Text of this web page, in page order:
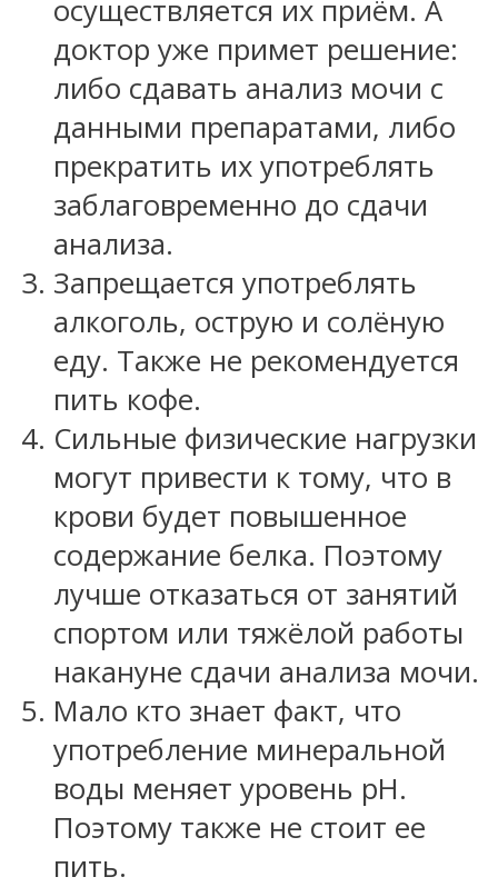
осуществляется их приём. А
доктор уже примет решение:
либо сдавать анализ мочи с
данными препаратами, либо
прекратить их употреблять
заблаговременно до сдачи
анализа.
Запрещается употреблять
алкоголь, острую и солёную
еду. Также не рекомендуется
пить кофе.
Сильные физические нагрузки
могут привести к тому, что в
крови будет повышенное
содержание белка. Поэтому
лучше отказаться от занятий
спортом или тяжёлой работы
накануне сдачи анализа мочи.
Мало кто знает факт, что
употребление минеральной
воды меняет уровень рН.
Поэтому также не стоит ее
пить.